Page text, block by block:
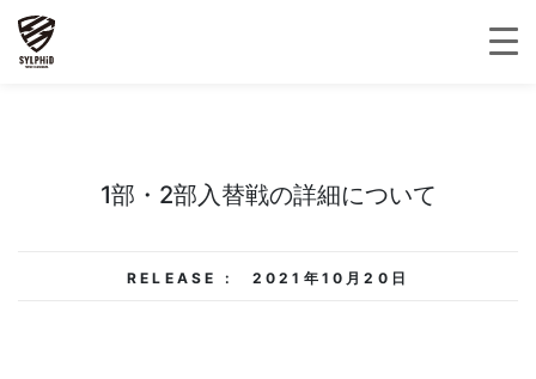
1部・2部入替戦の詳細について
RELEASE : 2021年10月20日